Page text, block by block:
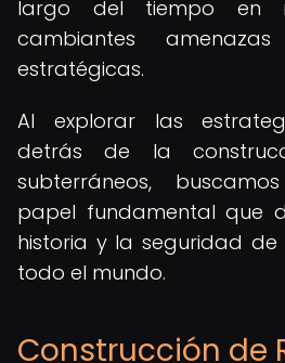
largo del tiempo en
cambiantes
estratégicas.
Al explorar las
detrás de la
subterráneos,
papel fundamental que
historia y la seguridad de
todo el mundo.
Construcción de